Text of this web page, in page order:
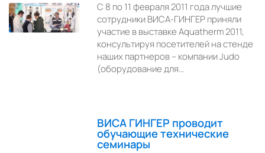
С 8 по 11 февраля 2011 года лучшие
сотрудники ВИСА-ГИНГЕР приняли
участие в выставке Aquatherm 2011,
консультируя посетителей на стенде
наших партнеров – компании Judo
(оборудование для…
ВИСА ГИНГЕР проводит
обучающие технические
семинары